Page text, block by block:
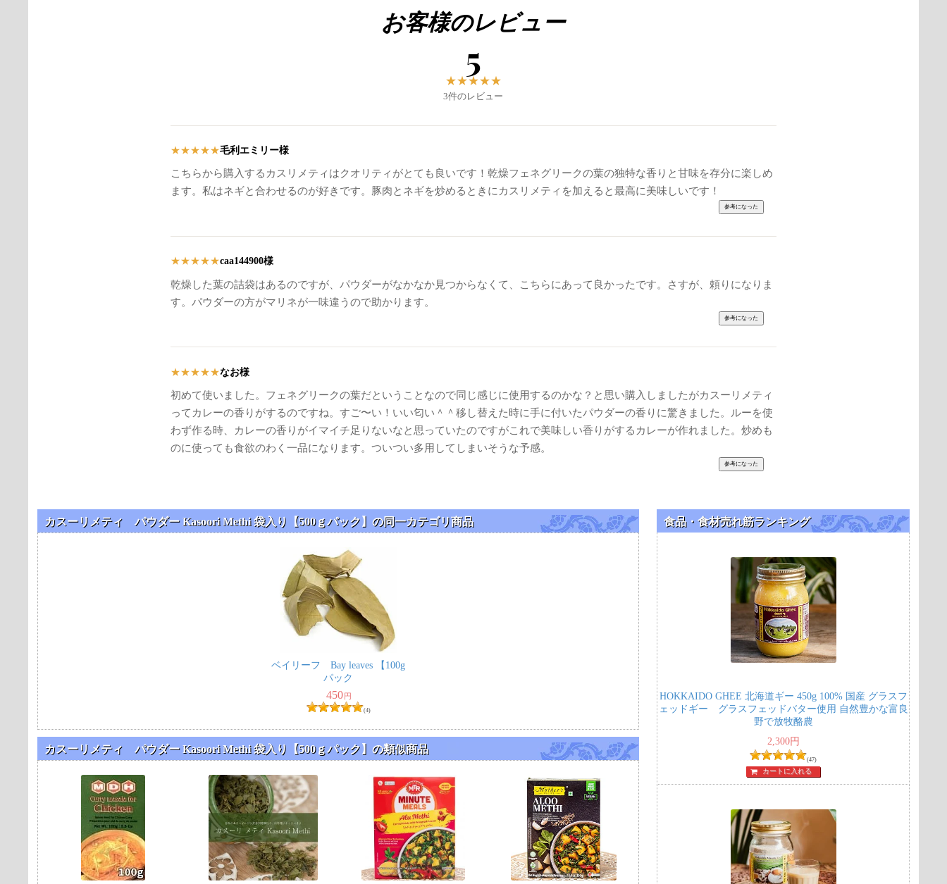
お客様のレビュー
5
★★★★★
3件のレビュー
★★★★★毛利エミリー様
こちらから購入するカスリメティはクオリティがとても良いです！乾燥フェネグリークの葉の独特な香りと甘味を存分に楽しめ
ます。私はネギと合わせるのが好きです。豚肉とネギを炒めるときにカスリメティを加えると最高に美味しいです！
★★★★★caa144900様
乾燥した葉の詰袋はあるのですが、パウダーがなかなか見つからなくて、こちらにあって良かったです。さすが、頼りになりま
す。パウダーの方がマリネが一味違うので助かります。
★★★★★なお様
初めて使いました。フェネグリークの葉だということなので同じ感じに使用するのかな？と思い購入しましたがカスーリメティ
ってカレーの香りがするのですね。すご〜い！いい匂い＾＾移し替えた時に手に付いたパウダーの香りに驚きました。ルーを使
わず作る時、カレーの香りがイマイチ足りないなと思っていたのですがこれで美味しい香りがするカレーが作れました。炒めも
のに使っても食欲のわく一品になります。ついつい多用してしまいそうな予感。
カスーリメティ パウダー Kasoori Methi 袋入り【500ｇパック】の同一カテゴリ商品
ベイリーフ Bay leaves 【100g
パック
450 円
(4)
カスーリメティ パウダー Kasoori Methi 袋入り【500ｇパック】の類似商品
食品・食材売れ筋ランキング
HOKKAIDO GHEE 北海道ギー 450g 100% 国産 グラスフ
ェッドギー グラスフェッドバター使用 自然豊かな富良
野で放牧酪農
2,300円
(47)
カートに入れる